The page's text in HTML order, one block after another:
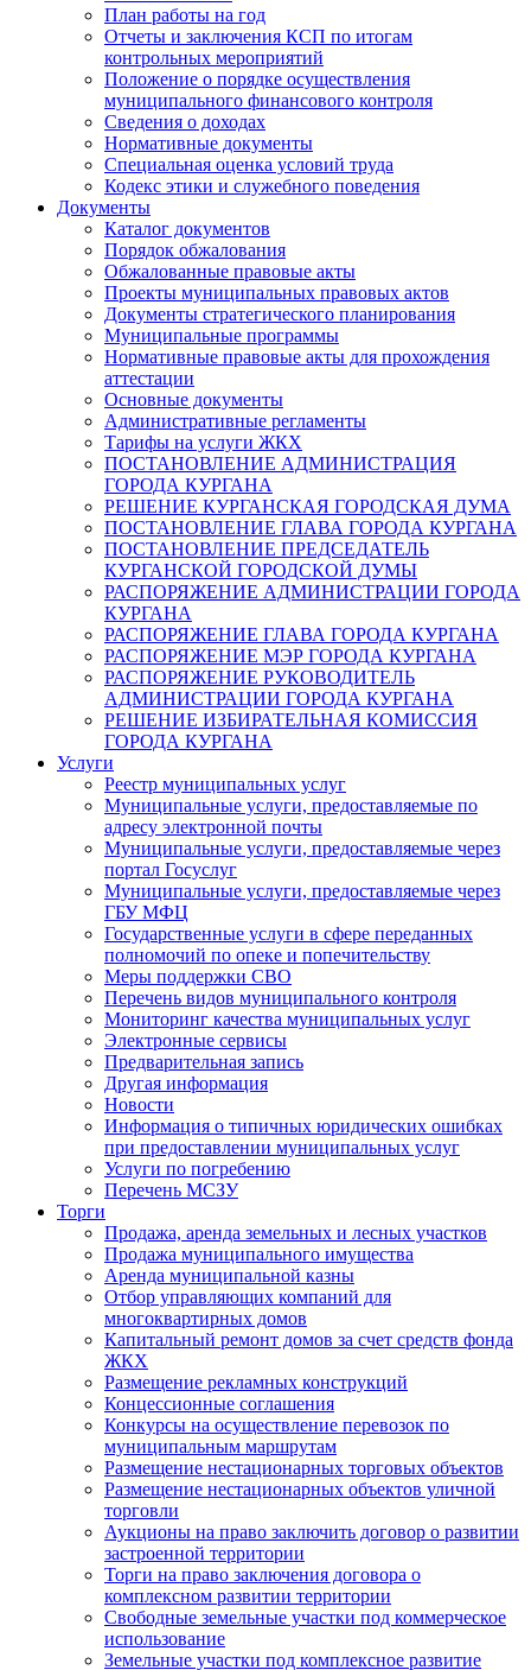
План работы на год
Отчеты и заключения КСП по итогам
контрольных мероприятий
Положение о порядке осуществления
муниципального финансового контроля
Сведения о доходах
Нормативные документы
Специальная оценка условий труда
Кодекс этики и служебного поведения
Документы
Каталог документов
Порядок обжалования
Обжалованные правовые акты
Проекты муниципальных правовых актов
Документы стратегического планирования
Муниципальные программы
Нормативные правовые акты для прохождения
аттестации
Основные документы
Административные регламенты
Тарифы на услуги ЖКХ
ПОСТАНОВЛЕНИЕ АДМИНИСТРАЦИЯ
ГОРОДА КУРГАНА
РЕШЕНИЕ КУРГАНСКАЯ ГОРОДСКАЯ ДУМА
ПОСТАНОВЛЕНИЕ ГЛАВА ГОРОДА КУРГАНА
ПОСТАНОВЛЕНИЕ ПРЕДСЕДАТЕЛЬ
КУРГАНСКОЙ ГОРОДСКОЙ ДУМЫ
РАСПОРЯЖЕНИЕ АДМИНИСТРАЦИИ ГОРОДА
КУРГАНА
РАСПОРЯЖЕНИЕ ГЛАВА ГОРОДА КУРГАНА
РАСПОРЯЖЕНИЕ МЭР ГОРОДА КУРГАНА
РАСПОРЯЖЕНИЕ РУКОВОДИТЕЛЬ
АДМИНИСТРАЦИИ ГОРОДА КУРГАНА
РЕШЕНИЕ ИЗБИРАТЕЛЬНАЯ КОМИССИЯ
ГОРОДА КУРГАНА
Услуги
Реестр муниципальных услуг
Муниципальные услуги, предоставляемые по
адресу электронной почты
Муниципальные услуги, предоставляемые через
портал Госуслуг
Муниципальные услуги, предоставляемые через
ГБУ МФЦ
Государственные услуги в сфере переданных
полномочий по опеке и попечительству
Меры поддержки СВО
Перечень видов муниципального контроля
Мониторинг качества муниципальных услуг
Электронные сервисы
Предварительная запись
Другая информация
Новости
Информация о типичных юридических ошибках
при предоставлении муниципальных услуг
Услуги по погребению
Перечень МСЗУ
Торги
Продажа, аренда земельных и лесных участков
Продажа муниципального имущества
Аренда муниципальной казны
Отбор управляющих компаний для
многоквартирных домов
Капитальный ремонт домов за счет средств фонда
ЖКХ
Размещение рекламных конструкций
Концессионные соглашения
Конкурсы на осуществление перевозок по
муниципальным маршрутам
Размещение нестационарных торговых объектов
Размещение нестационарных объектов уличной
торговли
Аукционы на право заключить договор о развитии
застроенной территории
Торги на право заключения договора о
комплексном развитии территории
Свободные земельные участки под коммерческое
использование
Земельные участки под комплексное развитие